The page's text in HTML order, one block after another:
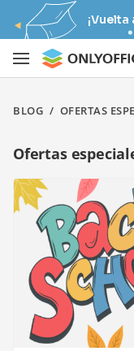
¡Vuelta
BLOG / OFERTAS
Ofertas